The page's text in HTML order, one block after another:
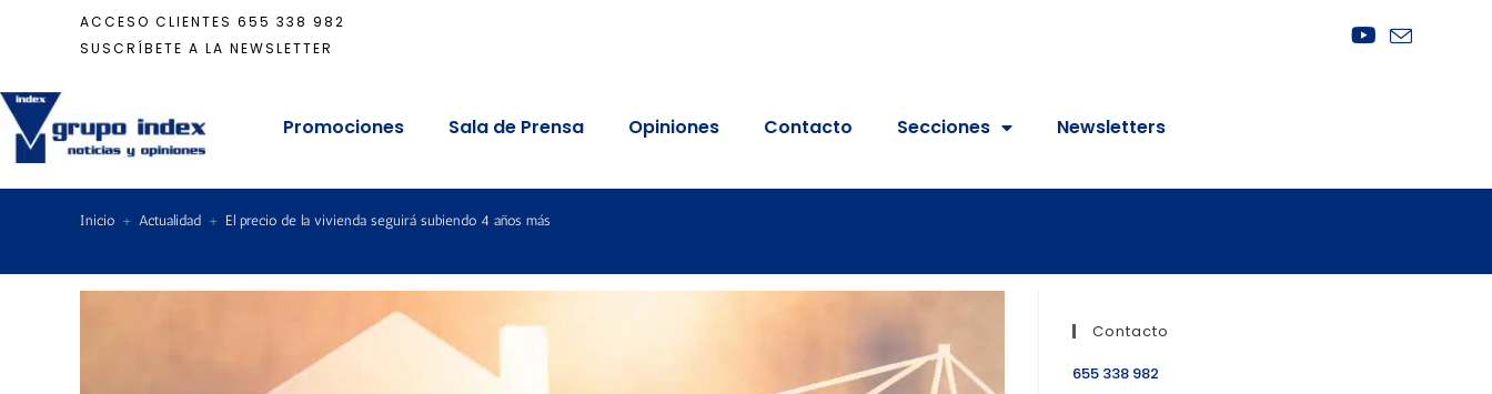
ACCESO CLIENTES 655 338 982
SUSCRÍBETE A LA NEWSLETTER
Promociones Sala de Prensa Opiniones Contacto Secciones Newsletters
Inicio + Actualidad + El precio de la vivienda seguirá subiendo 4 años más
Contacto
655 338 982